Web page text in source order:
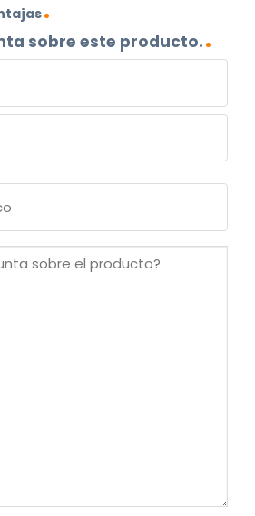
sobre este producto.